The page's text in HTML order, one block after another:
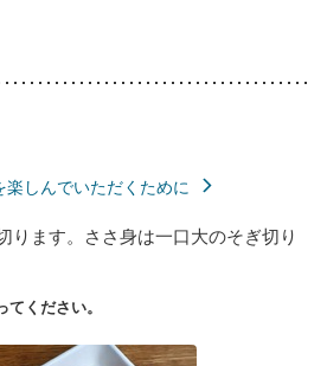
しんでいただくために
ります。ささ身は一口大のそぎ切り
ください。